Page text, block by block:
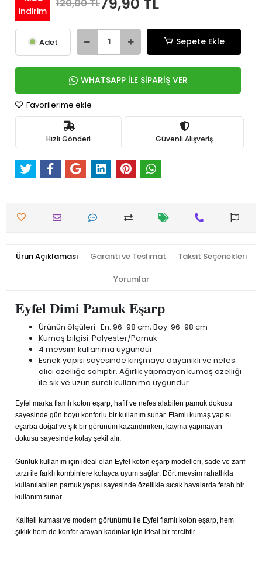
indirim
120,00 TL
Adet Sepete Ekle
WHATSAPP İLE SİPARİŞ VER
Favorilerime ekle
Hızlı Gönderi Güvenli Alışveriş
Ürün Açıklaması Garanti ve Teslimat Taksit Seçenekleri
Yorumlar
Eyfel Dimi Pamuk Eşarp
Ürünün ölçüleri: En: 96-98 cm, Boy: 96-98 cm
Kumaş bilgisi: Polyester/Pamuk
4 mevsim kullanıma uygundur
Esnek yapısı sayesinde kırışmaya dayanıklı ve nefes
alıcı özelliğe sahiptir. Ağırlık yapmayan kumaş özelliği
ile sık ve uzun süreli kullanıma uygundur.
Eyfel marka flamlı koton eşarp, hafif ve nefes alabilen pamuk dokusu
sayesinde gün boyu konforlu bir kullanım sunar. Flamlı kumaş yapısı
eşarba doğal ve şık bir görünüm kazandırırken, kayma yapmayan
dokusu sayesinde kolay şekil alır.
Günlük kullanım için ideal olan Eyfel koton eşarp modelleri, sade ve zarif
tarzı ile farklı kombinlere kolayca uyum sağlar. Dört mevsim rahatlıkla
kullanılabilen pamuk yapısı sayesinde özellikle sıcak havalarda ferah bir
kullanım sunar.
Kaliteli kumaşı ve modern görünümü ile Eyfel flamlı koton eşarp, hem
şıklık hem de konfor arayan kadınlar için ideal bir tercihtir.